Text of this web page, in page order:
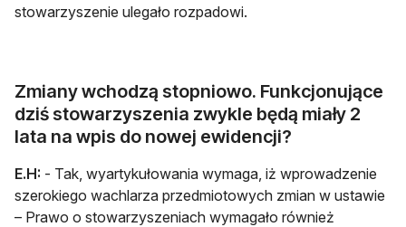
stowarzyszenie ulegało rozpadowi.
Zmiany wchodzą stopniowo. Funkcjonujące
dziś stowarzyszenia zwykle będą miały 2
lata na wpis do nowej ewidencji?
E.H: - Tak, wyartykułowania wymaga, iż wprowadzenie
szerokiego wachlarza przedmiotowych zmian w ustawie
– Prawo o stowarzyszeniach wymagało również